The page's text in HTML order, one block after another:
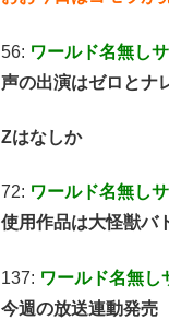
56: ワールド名無し
声の出演はゼロとナ
Zはなしか
72: ワールド名無し
使用作品は大怪獣バ
137: ワールド名無し
今週の放送連動発売